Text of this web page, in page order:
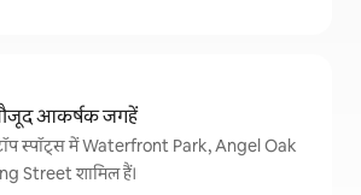
आकर्षक जगहें
स्पॉट्स में Waterfront Park, Angel Oak
Street शामिल हैं।